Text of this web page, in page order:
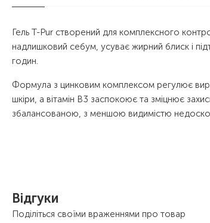
Гель T-Pur створений для комплексного
надлишковий себум, усуває жирний блиск і
годин.
Формула з цинковим комплексом регулює
шкіри, а вітамін B3 заспокоює та зміцнює
збалансованою, з меншою видимістю
Відгуки
Поділіться своїми враженнями про товар